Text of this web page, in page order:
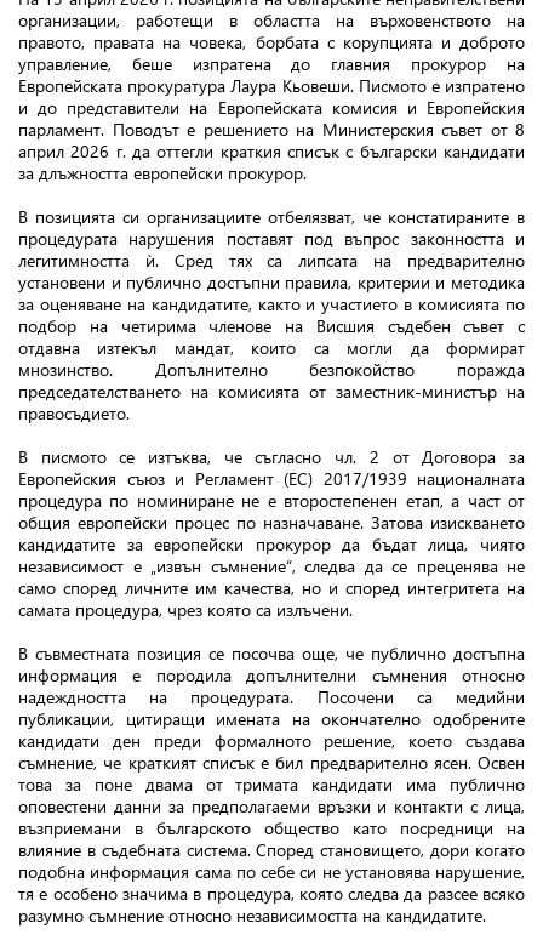
организации, работещи в областта на върховенството на
правото, правата на човека, борбата с корупцията и доброто
управление, беше изпратена до главния прокурор на
Европейската прокуратура Лаура Кьовеши. Писмото е изпратено
и до представители на Европейската комисия и Европейския
парламент. Поводът е решението на Министерския съвет от 8
април 2026 г. да оттегли краткия списък с български кандидати
за длъжността европейски прокурор.
В позицията си организациите отбелязват, че констатираните в
процедурата нарушения поставят под въпрос законността и
легитимността ѝ. Сред тях са липсата на предварително
установени и публично достъпни правила, критерии и методика
за оценяване на кандидатите, както и участието в комисията по
подбор на четирима членове на Висшия съдебен съвет с
отдавна изтекъл мандат, които са могли да формират
мнозинство. Допълнително безпокойство поражда
председателстването на комисията от заместник-министър на
правосъдието.
В писмото се изтъква, че съгласно чл. 2 от Договора за
Европейския съюз и Регламент (ЕС) 2017/1939 националната
процедура по номиниране не е второстепенен етап, а част от
общия европейски процес по назначаване. Затова изискването
кандидатите за европейски прокурор да бъдат лица, чиято
независимост е „извън съмнение“, следва да се преценява не
само според личните им качества, но и според интегритета на
самата процедура, чрез която са излъчени.
В съвместната позиция се посочва още, че публично достъпна
информация е породила допълнителни съмнения относно
надеждността на процедурата. Посочени са медийни
публикации, цитиращи имената на окончателно одобрените
кандидати ден преди формалното решение, което създава
съмнение, че краткият списък е бил предварително ясен. Освен
това за поне двама от тримата кандидати има публично
оповестени данни за предполагаеми връзки и контакти с лица,
възприемани в българското общество като посредници на
влияние в съдебната система. Според становището, дори когато
подобна информация сама по себе си не установява нарушение,
тя е особено значима в процедура, която следва да разсее всяко
разумно съмнение относно независимостта на кандидатите.